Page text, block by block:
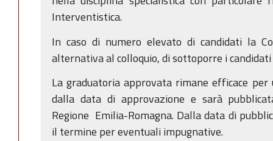
Interventistica.
In caso di numero elevato di candidati la
alternativa al colloquio, di sottoporre i
La graduatoria approvata rimane efficace
dalla data di approvazione e sarà
Regione Emilia-Romagna. Dalla data di
il termine per eventuali impugnative.